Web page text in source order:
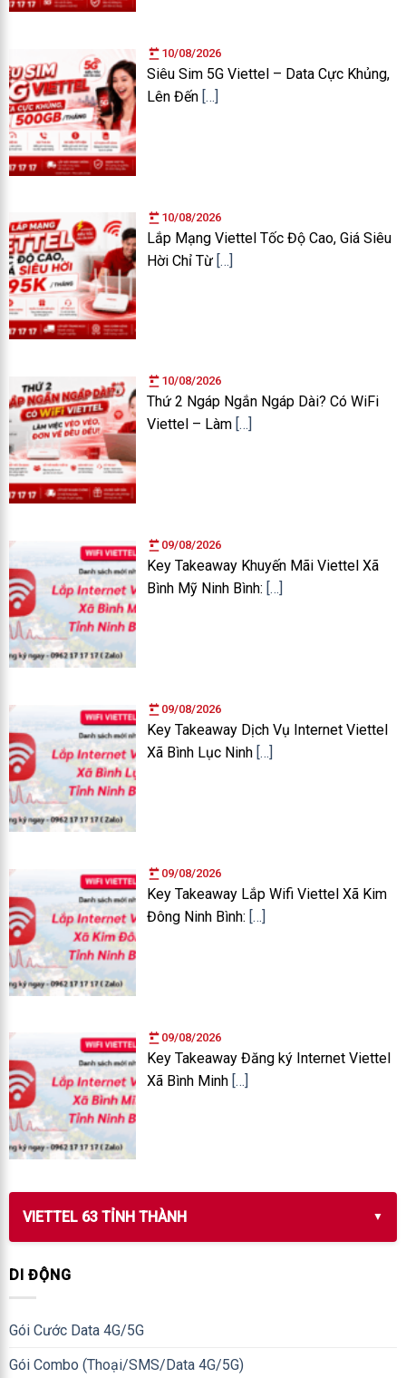
10/08/2026
Siêu Sim 5G Viettel – Data Cực Khủng,
Lên Đến […]
10/08/2026
Lắp Mạng Viettel Tốc Độ Cao, Giá Siêu
Hời Chỉ Từ […]
10/08/2026
Thứ 2 Ngáp Ngắn Ngáp Dài? Có WiFi
Viettel – Làm […]
09/08/2026
Key Takeaway Khuyến Mãi Viettel Xã
Bình Mỹ Ninh Bình: […]
09/08/2026
Key Takeaway Dịch Vụ Internet Viettel
Xã Bình Lục Ninh […]
09/08/2026
Key Takeaway Lắp Wifi Viettel Xã Kim
Đông Ninh Bình: […]
09/08/2026
Key Takeaway Đăng ký Internet Viettel
Xã Bình Minh […]
VIETTEL 63 TỈNH THÀNH
DI ĐỘNG
Gói Cước Data 4G/5G
Gói Combo (Thoại/SMS/Data 4G/5G)